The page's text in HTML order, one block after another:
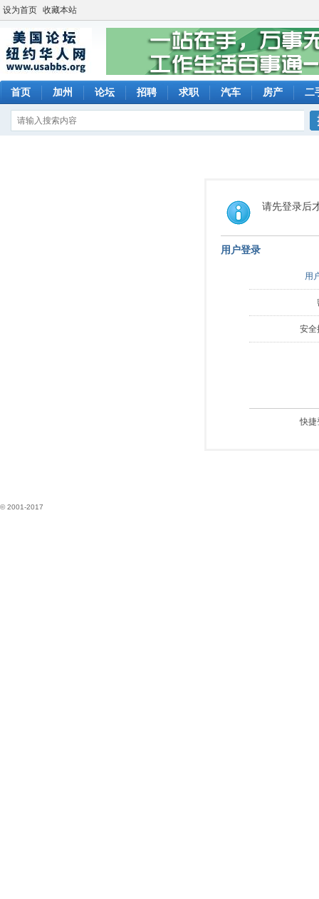
设为首页 收藏本站
首页 加州 论坛 招聘 求职 汽车 房产 二
请先登录后
用户登录
用
安全
快捷
© 2001-2017